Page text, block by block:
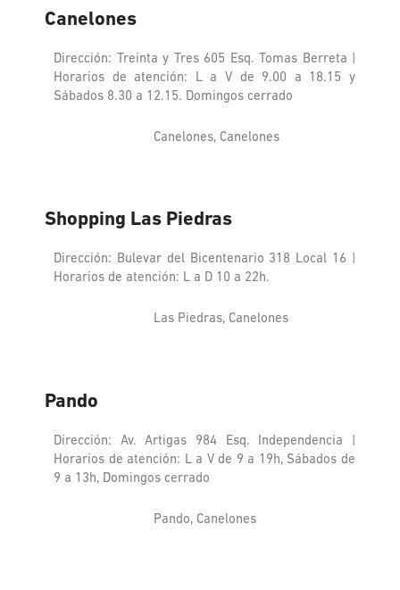
Canelones
Dirección: Treinta y Tres 605 Esq. Tomas Berreta |
Horarios de atención: L a V de 9.00 a 18.15 y
Sábados 8.30 a 12.15. Domingos cerrado
Canelones, Canelones
Shopping Las Piedras
Dirección: Bulevar del Bicentenario 318 Local 16 |
Horarios de atención: L a D 10 a 22h.
Las Piedras, Canelones
Pando
Dirección: Av. Artigas 984 Esq. Independencia |
Horarios de atención: L a V de 9 a 19h, Sábados de
9 a 13h, Domingos cerrado
Pando, Canelones